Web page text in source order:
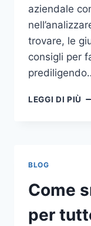
aziendale
trovare, le
consigli per
LEGGI DI PIÙ IL
BLOG
Come
per